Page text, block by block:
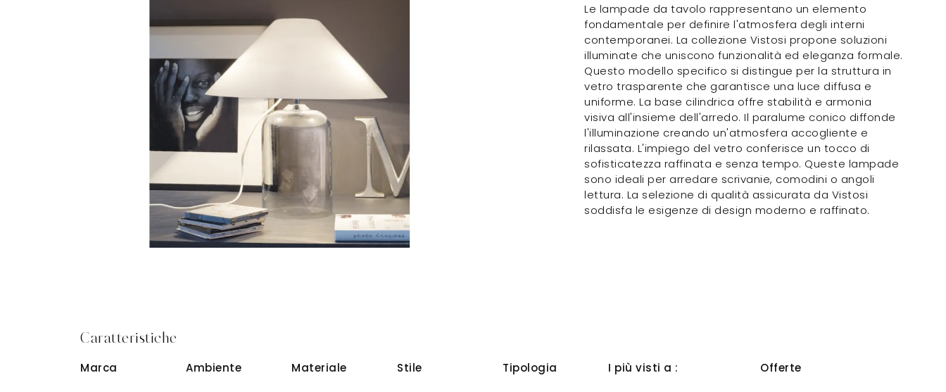
Le lampade da tavolo rappresentano un elemento
fondamentale per definire l'atmosfera degli interni
contemporanei. La collezione Vistosi propone soluzioni
illuminate che uniscono funzionalità ed eleganza formale.
Questo modello specifico si distingue per la struttura in
vetro trasparente che garantisce una luce diffusa e
uniforme. La base cilindrica offre stabilità e armonia
visiva all'insieme dell'arredo. Il paralume conico diffonde
l'illuminazione creando un'atmosfera accogliente e
rilassata. L'impiego del vetro conferisce un tocco di
sofisticatezza raffinata e senza tempo. Queste lampade
sono ideali per arredare scrivanie, comodini o angoli
lettura. La selezione di qualità assicurata da Vistosi
soddisfa le esigenze di design moderno e raffinato.
Caratteristiche
Marca Ambiente Materiale Stile Tipologia I più visti a : Offerte